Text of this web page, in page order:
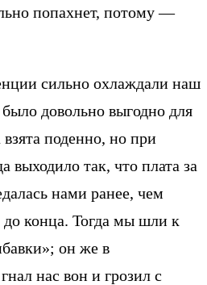
попахнет, потому —
сильно охлаждали наш
довольно выгодно для
поденно, но при
выходило так, что плата за
нами ранее, чем
до конца. Тогда мы шли к
он же в
нас вон и грозил с